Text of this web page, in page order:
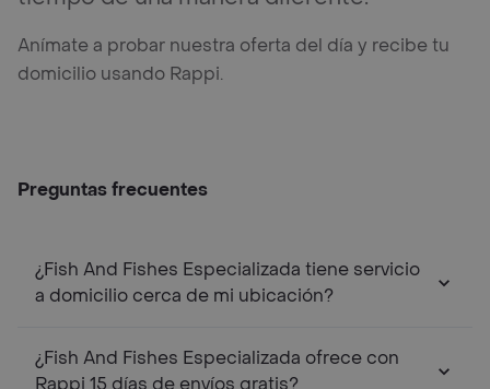
Anímate a probar nuestra oferta del día y recibe tu
domicilio usando Rappi.
Preguntas frecuentes
¿Fish And Fishes Especializada tiene servicio
a domicilio cerca de mi ubicación?
¿Fish And Fishes Especializada ofrece con
Rappi 15 días de envíos gratis?